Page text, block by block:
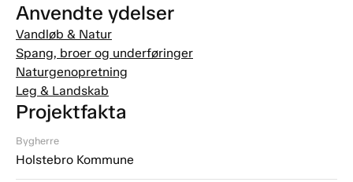
Anvendte ydelser
Vandløb & Natur
Spang, broer og underføringer
Naturgenopretning
Leg & Landskab
Projektfakta
Bygherre
Holstebro Kommune